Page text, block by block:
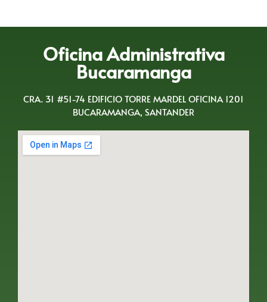
Oficina Administrativa
Bucaramanga
CRA. 31 #51-74 EDIFICIO TORRE MARDEL OFICINA 1201
BUCARAMANGA, SANTANDER